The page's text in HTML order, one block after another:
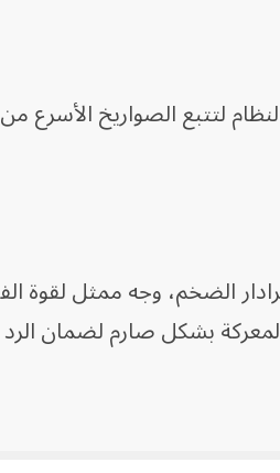
لتتبع الصواريخ الأسرع
الضخم، وجه ممثل لقوة
بشكل صارم لضمان الرد